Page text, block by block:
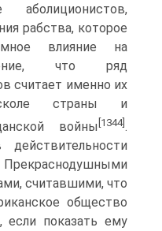
рабства, которое
влияние на
что ряд
считает именно их
страны и
войны [1344].
считавшими, что
общество
если показать ему